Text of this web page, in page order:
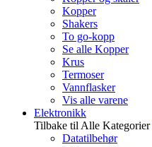
Kopper
Shakers
To go-kopp
Se alle Kopper
Krus
Termoser
Vannflasker
Vis alle varene
Elektronikk
Tilbake til Alle Kategorier
Datatilbehør